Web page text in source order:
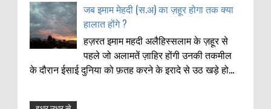
जब इमाम मेहदी (स.अ) का ज़हूर होगा तक क्या
हालात होंगे ?
हज़रत इमाम महदी अलैहिस्सलाम के ज़हूर से
पहले जो अलामतें ज़ाहिर होंगी उनकी तकमील
के दौरान ईसाई दुनिया को फ़तह करने के इरादे से उठ खड़े हो...